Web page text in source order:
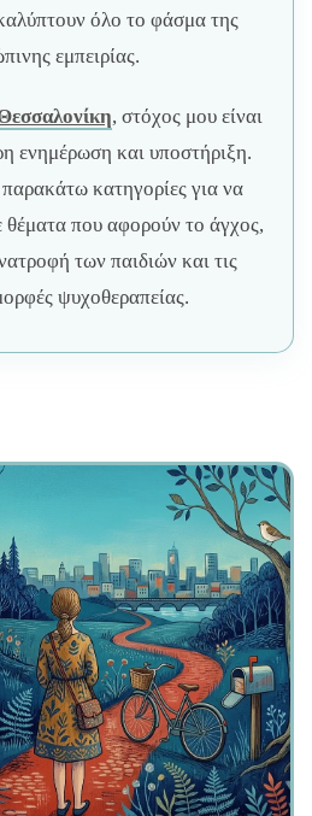
όλο το φάσμα της
εμπειρίας.
, στόχος μου είναι
ενημέρωση και υποστήριξη.
παρακάτω κατηγορίες για να
θέματα που αφορούν το άγχος,
των παιδιών και τις
ψυχοθεραπείας.